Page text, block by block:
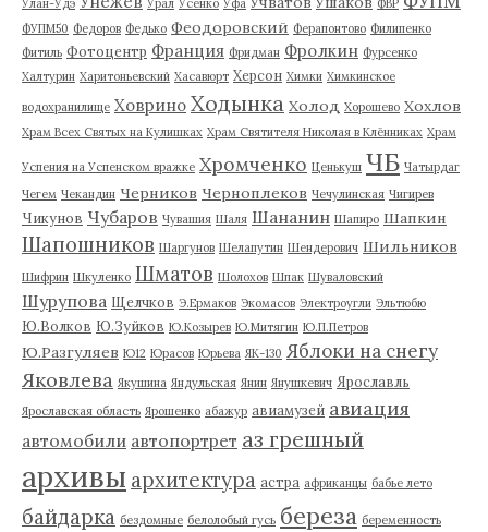
Улан-Удэ Урал Усенко Уфа ФВР
ФУПМ50 Федоров Федько Феодоровский Ферапонтово Филипенко
Фитиль Фотоцентр Франция Фридман Фролкин Фурсенко
Халтурин Харитоньевский Хасавюрт Херсон Химки Химкинское
водохранилище Ховрино Ходынка Холод Хорошево Хохлов
Храм Всех Святых на Кулишках Храм Святителя Николая в Клённиках Храм
Успения на Успенском вражке Хромченко Ценькуш ЧБ Чатырдаг
Чегем Чекандин Черников Черноплеков Чечулинская Чигирев
Чикунов Чубаров Чувашия Шаля Шананин Шапиро Шапкин
Шапошников Шаргунов Шелапутин Шендерович Шильников
Шифрин Шкуленко Шматов Шолохов Шпак Шуваловский
Шурупова Щелчков Э.Ермаков Экомасов Электроугли Эльтюбю
Ю.Волков Ю.Зуйков Ю.Козырев Ю.Митягин Ю.П.Петров
Ю.Разгуляев Ю12 Юрасов Юрьева ЯК-130 Яблоки на снегу
Яковлева Якушина Яндульская Янин Янушкевич Ярославль
Ярославская область Ярошенко абажур авиамузей авиация
автомобили автопортрет аз грешный
архивы архитектура астра африканцы бабье лето
байдарка бездомные белолобый гусь береза беременность